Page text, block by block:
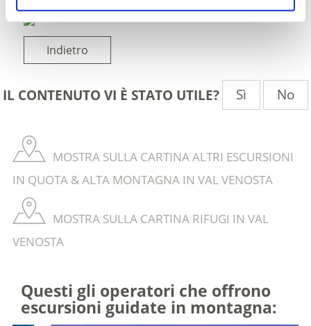
Indietro
IL CONTENUTO VI È STATO UTILE? Sì No
MOSTRA SULLA CARTINA ALTRI ESCURSIONI
IN QUOTA & ALTA MONTAGNA IN VAL VENOSTA
MOSTRA SULLA CARTINA RIFUGI IN VAL
VENOSTA
Questi gli operatori che offrono
escursioni guidate in montagna: